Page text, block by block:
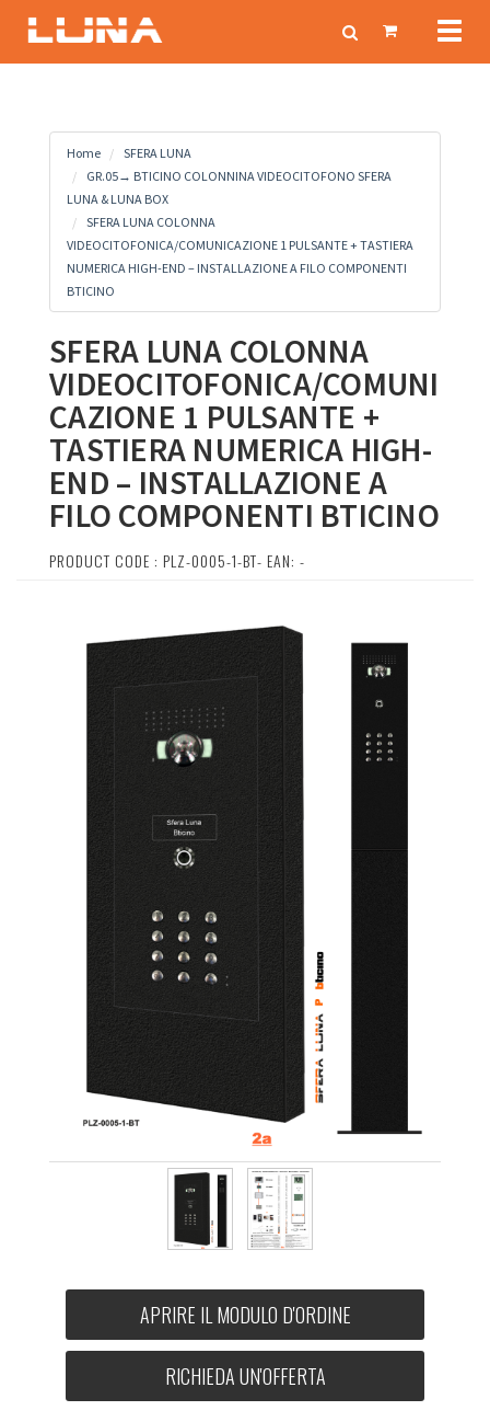
Home
SFERA LUNA
GR.05→ BTICINO COLONNINA VIDEOCITOFONO SFERA
LUNA & LUNA BOX
SFERA LUNA COLONNA
VIDEOCITOFONICA/COMUNICAZIONE 1 PULSANTE + TASTIERA
NUMERICA HIGH-END – INSTALLAZIONE A FILO COMPONENTI
BTICINO
SFERA LUNA COLONNA
VIDEOCITOFONICA/COMUNI
CAZIONE 1 PULSANTE +
TASTIERA NUMERICA HIGH-
END – INSTALLAZIONE A
FILO COMPONENTI BTICINO
PRODUCT CODE : PLZ-0005-1-BT- EAN: -
APRIRE IL MODULO D'ORDINE
RICHIEDA UN'OFFERTA